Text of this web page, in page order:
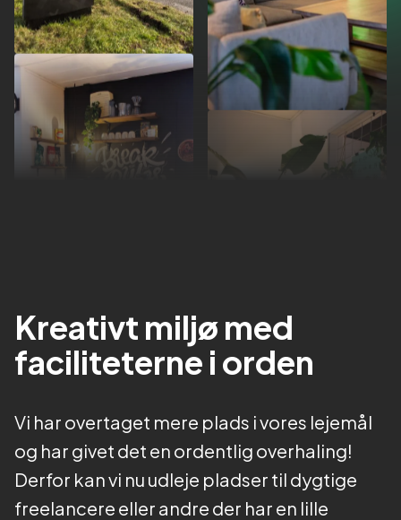
Kreativt miljø med
faciliteterne i orden
Vi har overtaget mere plads i vores lejemål
og har givet det en ordentlig overhaling!
Derfor kan vi nu udleje pladser til dygtige
freelancere eller andre der har en lille